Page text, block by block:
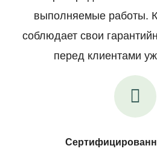
выполняемые работы.
соблюдает свои
перед клиентами